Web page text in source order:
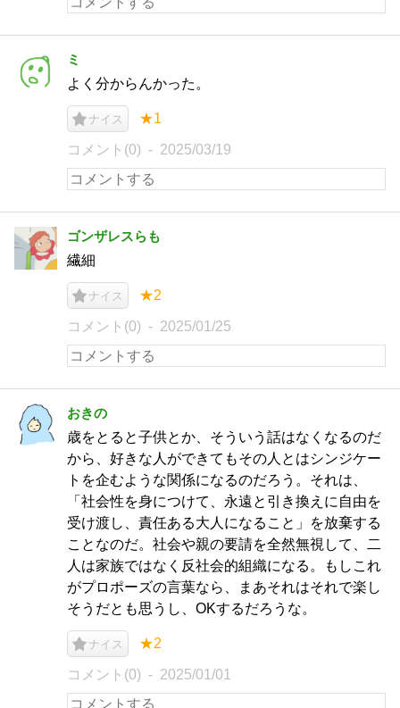
ミ
よく分からんかった。
ナイス ★1
コメント(0) 2025/03/19
ゴンザレスらも
繊細
ナイス ★2
コメント(0) 2025/01/25
おきの
歳をとると子供とか、そういう話はなくなるのだ
から、好きな人ができてもその人とはシンジケー
トを企むような関係になるのだろう。それは、
「社会性を身につけて、永遠と引き換えに自由を
受け渡し、責任ある大人になること」を放棄する
ことなのだ。社会や親の要請を全然無視して、二
人は家族ではなく反社会的組織になる。もしこれ
がプロポーズの言葉なら、まあそれはそれで楽し
そうだとも思うし、OKするだろうな。
ナイス ★2
コメント(0) 2025/01/01